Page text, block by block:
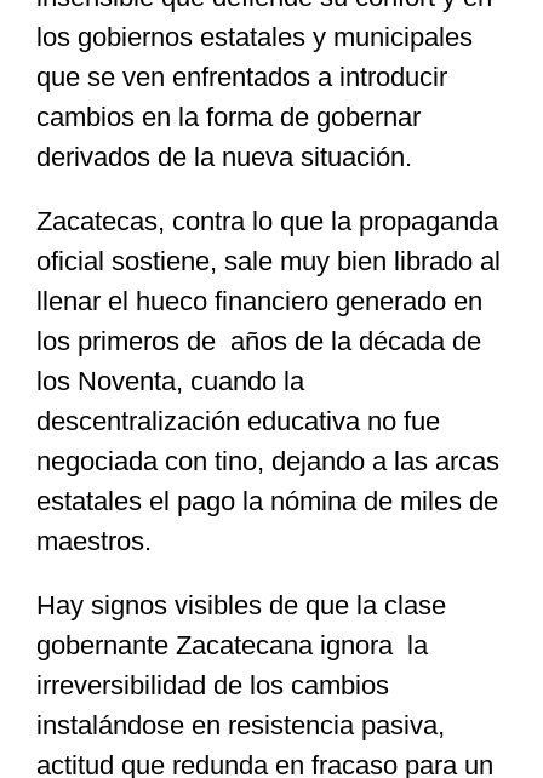
los gobiernos estatales y municipales
que se ven enfrentados a introducir
cambios en la forma de gobernar
derivados de la nueva situación.
Zacatecas, contra lo que la propaganda
oficial sostiene, sale muy bien librado al
llenar el hueco financiero generado en
los primeros de años de la década de
los Noventa, cuando la
descentralización educativa no fue
negociada con tino, dejando a las arcas
estatales el pago la nómina de miles de
maestros.
Hay signos visibles de que la clase
gobernante Zacatecana ignora la
irreversibilidad de los cambios
instalándose en resistencia pasiva,
actitud que redunda en fracaso para un